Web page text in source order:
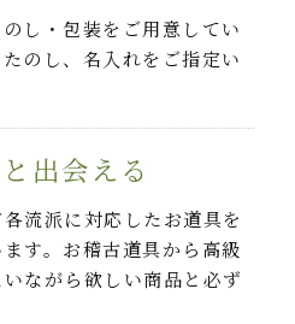
し・包装をご用意してい
のし、名入れをご指定い
出会える
流派に対応したお道具を
す。お稽古道具から高級
ながら欲しい商品と必ず